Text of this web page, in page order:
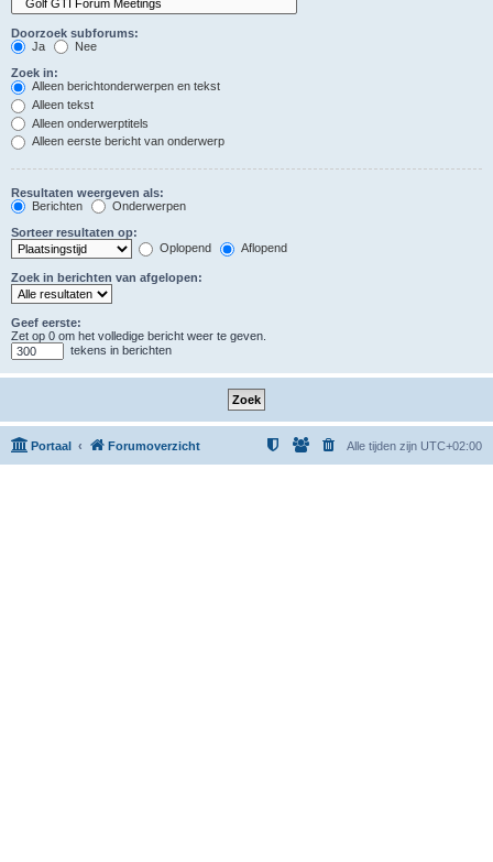
Doorzoek subforums:
Ja
Nee
Zoek in:
Alleen berichtonderwerpen en tekst
Alleen tekst
Alleen onderwerptitels
Alleen eerste bericht van onderwerp
Resultaten weergeven als:
Berichten
Onderwerpen
Sorteer resultaten op:
Oplopend
Aflopend
Zoek in berichten van afgelopen:
Geef eerste:
Zet op 0 om het volledige bericht weer te geven.
tekens in berichten
Portaal Forumoverzicht Alle tijden zijn UTC+02:00